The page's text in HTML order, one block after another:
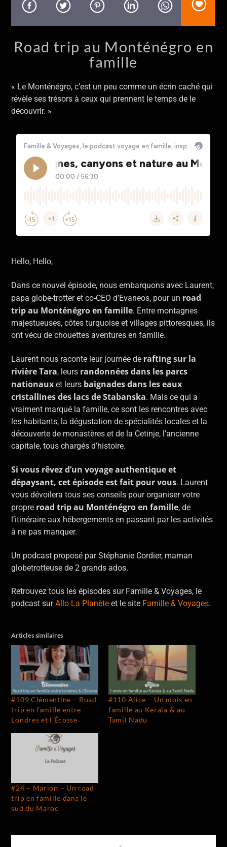
Asia
Road trip au Monténégro en
famille
« Le Monténégro, c’est un peu comme un écrin caché qui
révèle ses trésors à ceux qui prennent le temps de le
découvrir. »
Hello, Hello,
Dans ce nouvel épisode, nous embarquons avec Laurent,
papa globe-trotter et co-CEO d’Evaneos, pour un road
trip au Monténégro en famille. Entre montagnes
majestueuses, côtes turquoise et villages pittoresques, ils
ont vécu de chouettes aventures en famille.
Laurent nous raconte leur journée de rafting sur la
rivière Tara, leurs randonnées dans les parcs
nationaux et leurs baignades dans les eaux
cristallines des lacs de Stabanska. Mais ce qui a
vraiment marqué la famille, ce sont les rencontres avec
les habitants, la dégustation de spécialités locales et la
découverte de monastères et de la Cetinje, l’ancienne
capitale, tous chargés d’histoire.
Si vous rêvez d’un voyage authentique et
dépaysant, cet épisode est fait pour vous. Laurent
vous dévoilera tous ses conseils pour organiser votre
propre road trip au Monténégro en famille, de
l’itinéraire aux hébergements en passant par les activités
à ne pas manquer.
Un podcast proposé par Stéphanie Cordier, maman
globetrotteuse de 2 grands ados.
Retrouvez tous les épisodes sur Famille & Voyages, le
podcast surAllo La Planète et le site Famille & Voyages.
Articles similaires
#109 Clémentine – Road
trip en famille entre
Londres et l’Écosse
#110 Alice – Un mois en
famille au Kerala & au
Tamil Nadu
#24 – Marion – Un road
trip en famille dans le
sud du Maroc